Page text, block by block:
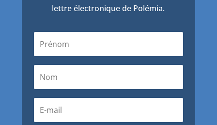
lettre électronique de Polémia.